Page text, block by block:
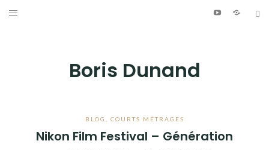
Aller
Youtube
Boris Dunand
BLOG COURTS MÉTRAGES
Nikon Film Festival – Génération